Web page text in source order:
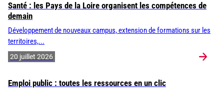
Santé : les Pays de la Loire organisent les compétences de
demain
Développement de nouveaux campus, extension de formations sur les
territoires,...
20 juillet 2026
Emploi public : toutes les ressources en un clic